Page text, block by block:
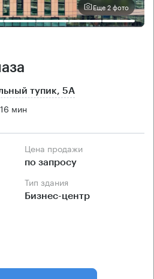
Еще 2 фото
тупик, 5А
16 мин
Цена продажи
по запросу
Тип здания
Бизнес-центр